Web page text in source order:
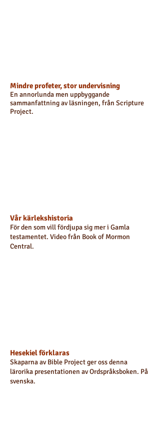
Mindre profeter, stor undervisning
En annorlunda men uppbyggande
sammanfattning av läsningen, från Scripture
Project.
Vår kärlekshistoria
För den som vill fördjupa sig mer i Gamla
testamentet. Video från Book of Mormon
Central.
Hesekiel förklaras
Skaparna av Bible Project ger oss denna
lärorika presentationen av Ordspråksboken. På
svenska.